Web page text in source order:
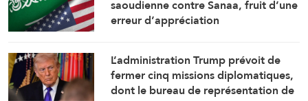
saoudienne contre Sanaa, fruit d’une
erreur d’appréciation
L’administration Trump prévoit de
fermer cinq missions diplomatiques,
dont le bureau de représentation de